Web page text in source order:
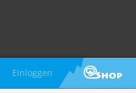
Einloggen